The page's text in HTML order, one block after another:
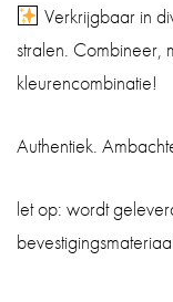
Verkrijgbaar in
stralen. Combineer,
kleurencombinatie!
Authentiek.
let op: wordt